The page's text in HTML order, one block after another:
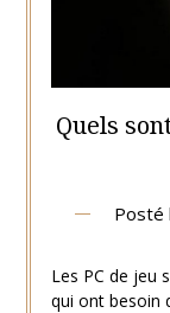
Quels
Posté
Les PC de jeu
qui ont besoin